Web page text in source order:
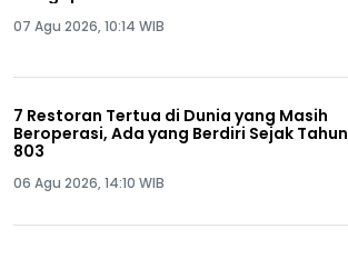
07 Agu 2026, 10:14 WIB
7 Restoran Tertua di Dunia yang Masih
Beroperasi, Ada yang Berdiri Sejak Tahun
803
06 Agu 2026, 14:10 WIB